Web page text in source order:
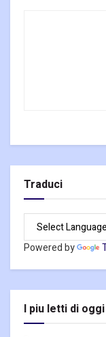
Traduci
Powered by
I piu letti di oggi